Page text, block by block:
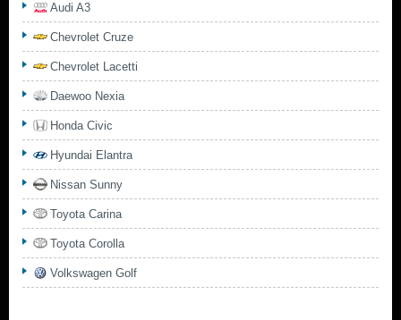
Audi A3
Chevrolet Cruze
Chevrolet Lacetti
Daewoo Nexia
Honda Civic
Hyundai Elantra
Nissan Sunny
Toyota Carina
Toyota Corolla
Volkswagen Golf